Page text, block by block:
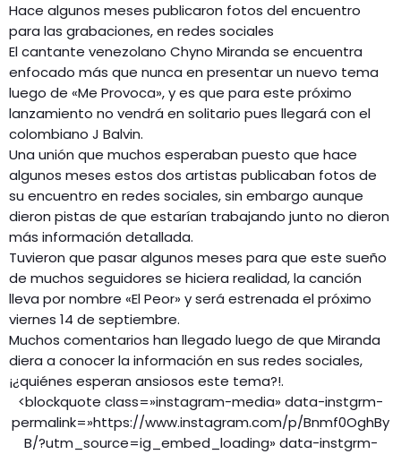
Hace algunos meses publicaron fotos del encuentro
para las grabaciones, en redes sociales
El cantante venezolano Chyno Miranda se encuentra
enfocado más que nunca en presentar un nuevo tema
luego de «Me Provoca», y es que para este próximo
lanzamiento no vendrá en solitario pues llegará con el
colombiano J Balvin.
Una unión que muchos esperaban puesto que hace
algunos meses estos dos artistas publicaban fotos de
su encuentro en redes sociales, sin embargo aunque
dieron pistas de que estarían trabajando junto no dieron
más información detallada.
Tuvieron que pasar algunos meses para que este sueño
de muchos seguidores se hiciera realidad, la canción
lleva por nombre «El Peor» y será estrenada el próximo
viernes 14 de septiembre.
Muchos comentarios han llegado luego de que Miranda
diera a conocer la información en sus redes sociales,
¡¿quiénes esperan ansiosos este tema?!.
<blockquote class=»instagram-media» data-instgrm-
permalink=»https://www.instagram.com/p/Bnmf0OghBy
B/?utm_source=ig_embed_loading» data-instgrm-